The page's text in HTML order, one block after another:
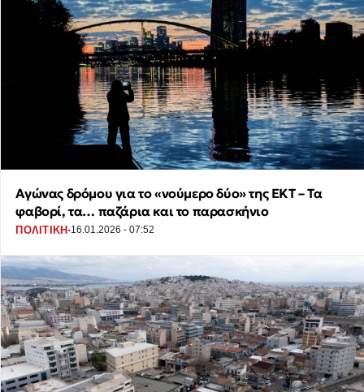
Αγώνας δρόμου για το «νούμερο δύο» της ΕΚΤ – Τα
φαβορί, τα… παζάρια και το παρασκήνιο
ΠΟΛΙΤΙΚΗ ·16.01.2026 - 07:52